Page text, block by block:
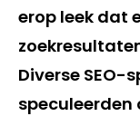
erop leek dat
Diverse SEO-
speculeerden